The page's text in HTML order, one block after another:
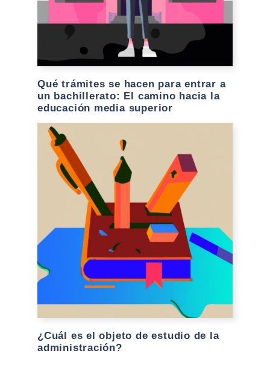
Qué trámites se hacen para entrar a
un bachillerato: El camino hacia la
educación media superior
¿Cuál es el objeto de estudio de la
administración?